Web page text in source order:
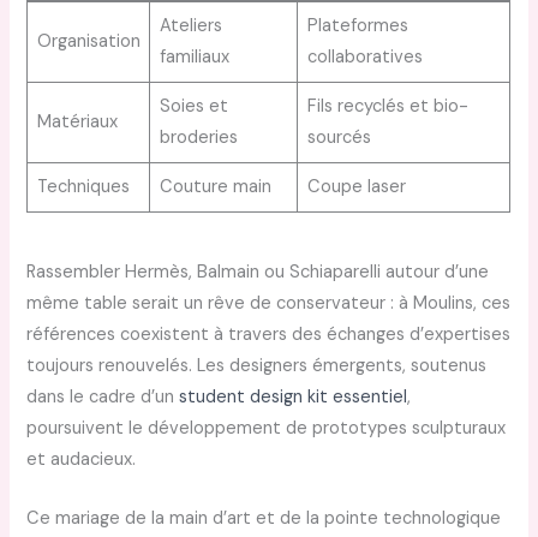
Organisation
Ateliers
familiaux
Plateformes
collaboratives
Matériaux
Soies et
broderies
Fils recyclés et bio-
sourcés
Techniques Couture main Coupe laser
Rassembler Hermès, Balmain ou Schiaparelli autour d’une
même table serait un rêve de conservateur : à Moulins, ces
références coexistent à travers des échanges d’expertises
toujours renouvelés. Les designers émergents, soutenus
dans le cadre d’unstudent design kit essentiel,
poursuivent le développement de prototypes sculpturaux
et audacieux.
Ce mariage de la main d’art et de la pointe technologique